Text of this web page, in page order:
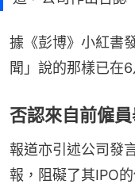
據《彭博》小紅書
聞」說的那樣已在
否認來自前僱
報道亦引述公司發
報，阻礙了其IPO的